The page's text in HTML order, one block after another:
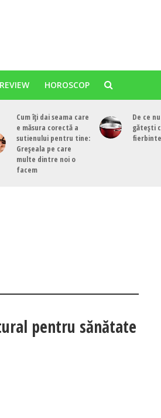
REVIEW HOROSCOP
Cum îți dai seama care
e măsura corectă a
sutienului pentru tine:
Greșeala pe care
multe dintre noi o
facem
De ce
gătești
pentru sănătate